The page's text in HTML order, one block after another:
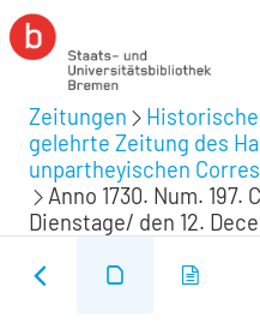
Zeitungen
gelehrte Zeitung des
unpartheyischen
Anno 1730. Num. 197.
Dienstage/ den 12.